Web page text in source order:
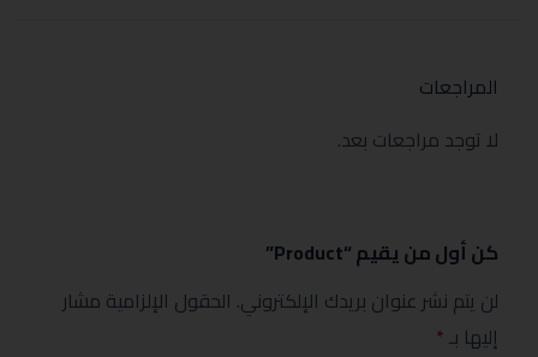
المراجعات
لا توجد مراجعات بعد.
كن أول من يقيم “Product”
لن يتم نشر عنوان بريدك الإلكتروني. الحقول الإلزامية مشار
إليها بـ*